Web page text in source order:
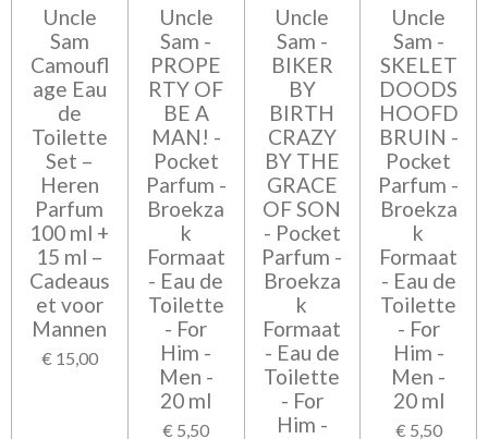
Uncle
Sam
Camoufl
age Eau
de
Toilette
Set –
Heren
Parfum
100 ml +
15 ml –
Cadeaus
et voor
Mannen
€ 15,00
Uncle
Sam -
PROPE
RTY OF
BE A
MAN! -
Pocket
Parfum -
Broekza
k
Formaat
- Eau de
Toilette
- For
Him -
Men -
20 ml
€ 5,50
Uncle
Sam -
BIKER
BY
BIRTH
CRAZY
BY THE
GRACE
OF SON
- Pocket
Parfum -
Broekza
k
Formaat
- Eau de
Toilette
- For
Him -
Uncle
Sam -
SKELET
DOODS
HOOFD
BRUIN -
Pocket
Parfum -
Broekza
k
Formaat
- Eau de
Toilette
- For
Him -
Men -
20 ml
€ 5,50